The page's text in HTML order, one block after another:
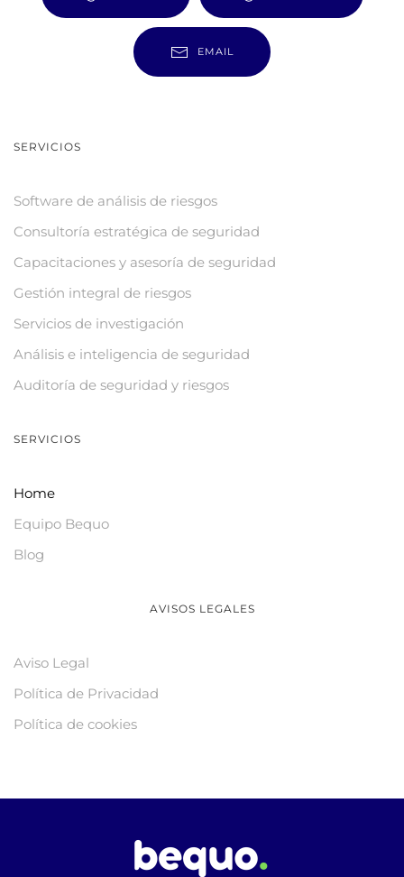
EMAIL
SERVICIOS
Software de análisis de riesgos
Consultoría estratégica de seguridad
Capacitaciones y asesoría de seguridad
Gestión integral de riesgos
Servicios de investigación
Análisis e inteligencia de seguridad
Auditoría de seguridad y riesgos
SERVICIOS
Home
Equipo Bequo
Blog
AVISOS LEGALES
Aviso Legal
Política de Privacidad
Política de cookies